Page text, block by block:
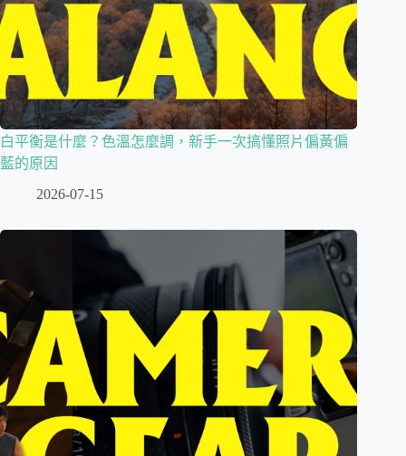
白平衡是什麼？色溫怎麼調，新手一次搞懂照片偏黃偏
藍的原因
2026-07-15